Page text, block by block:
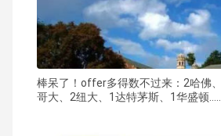
棒呆了！offer多得数不过来：2哈佛
哥大、2纽大、1达特茅斯、1华盛顿……